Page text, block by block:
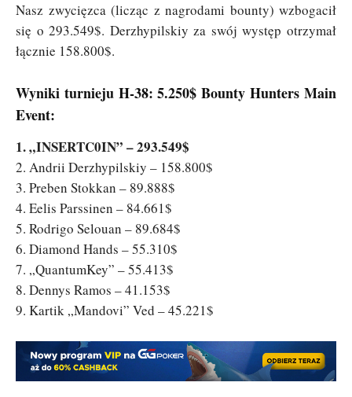
Nasz zwycięzca (licząc z nagrodami bounty) wzbogacił
się o 293.549$. Derzhypilskiy za swój występ otrzymał
łącznie 158.800$.
Wyniki turnieju H-38: 5.250$ Bounty Hunters Main
Event:
1. „INSERTC0IN” – 293.549$
2. Andrii Derzhypilskiy – 158.800$
3. Preben Stokkan – 89.888$
4. Eelis Parssinen – 84.661$
5. Rodrigo Selouan – 89.684$
6. Diamond Hands – 55.310$
7. „QuantumKey” – 55.413$
8. Dennys Ramos – 41.153$
9. Kartik „Mandovi” Ved – 45.221$